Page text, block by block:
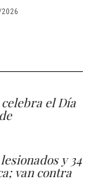
celebra el Día
y 34
van contra